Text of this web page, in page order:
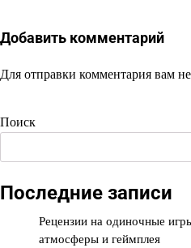
Добавить комментарий
Для отправки комментария вам
Поиск
Последние записи
Рецензии на одиночные
атмосферы и геймплея